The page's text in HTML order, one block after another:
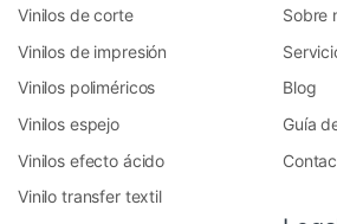
Vinilos de corte
Vinilos de impresión
Vinilos poliméricos
Vinilos espejo
Vinilos efecto ácido
Vinilo transfer textil
Sobre
Blog
Guía